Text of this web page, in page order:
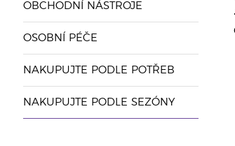
OBCHODNÍ NÁSTROJE
OSOBNÍ PÉČE
NAKUPUJTE PODLE POTŘEB
NAKUPUJTE PODLE SEZÓNY